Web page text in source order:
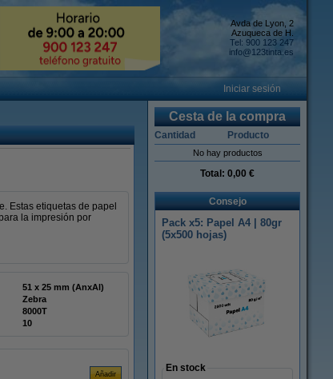
Avda de Lyon, 2
Azuqueca de H.
Tel: 900 123 247
info@123tinta.es
Iniciar sesión
Estas etiquetas de papel
la impresión por
51 x 25 mm (AnxAl)
Zebra
8000T
10
Cesta de la compra
Cantidad Producto
No hay productos
Total: 0,00 €
Consejo
Pack x5: Papel A4 | 80gr
(5x500 hojas)
En stock